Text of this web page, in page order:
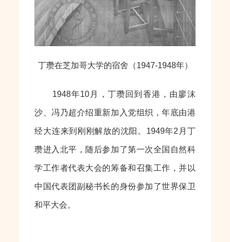
丁瓒在芝加哥大学的宿舍（1947-1948年）
1948年10月，丁瓒回到香港，由廖沫
沙、冯乃超介绍重新加入党组织，年底由港
经大连来到刚刚解放的沈阳。1949年2月丁
瓒进入北平，随后参加了第一次全国自然科
学工作者代表大会的筹备和召集工作，并以
中国代表团副秘书长的身份参加了世界保卫
和平大会。